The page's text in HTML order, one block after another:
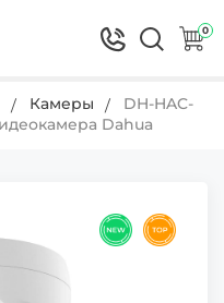
0
Камеры
DH-HAC-
Dahua